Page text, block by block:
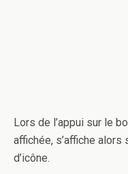
Lors de l’appui sur le
affichée, s’affiche
d’icône.